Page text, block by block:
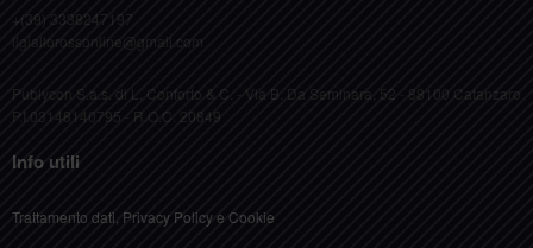
+(39) 3338247197
ilgiallorossonline@gmail.com
Publycon S.a.s. di L. Conforto & C. - Via B. Da Seminara, 52 - 88100 Catanzaro
P.I.03148140795 - R.O.C. 20849
Info utili
Trattamento dati, Privacy Policy e Cookie